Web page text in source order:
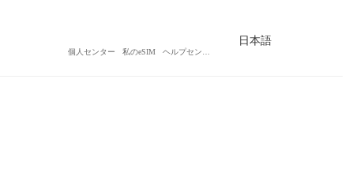
個人センター 私のeSIM
日本語